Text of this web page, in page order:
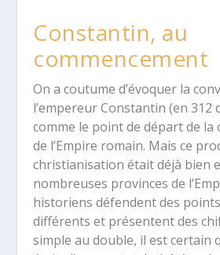
Constantin, au
commencement
On a coutume d’évoquer la
l’empereur Constantin (en 312
comme le point de départ de
de l’Empire romain. Mais ce
christianisation était déjà bien
nombreuses provinces de
historiens défendent des
différents et présentent des
simple au double, il est certain